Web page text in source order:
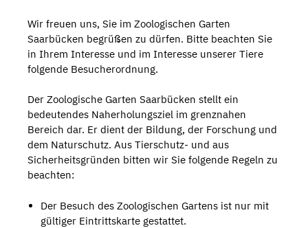
Wir freuen uns, Sie im Zoologischen Garten
Saarbücken begrüßen zu dürfen. Bitte beachten Sie
in Ihrem Interesse und im Interesse unserer Tiere
folgende Besucherordnung.
Der Zoologische Garten Saarbücken stellt ein
bedeutendes Naherholungsziel im grenznahen
Bereich dar. Er dient der Bildung, der Forschung und
dem Naturschutz. Aus Tierschutz- und aus
Sicherheitsgründen bitten wir Sie folgende Regeln zu
beachten:
Der Besuch des Zoologischen Gartens ist nur mit
gültiger Eintrittskarte gestattet.